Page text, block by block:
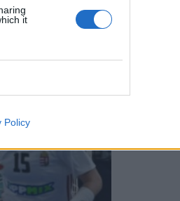
it
Policy